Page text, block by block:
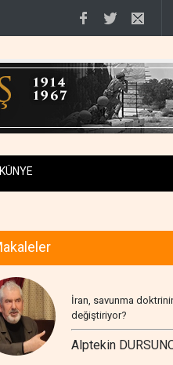
geçiş.. Trump, mühimmat krizini
KÜNYE
İran, savunma
değiştiriyor?
Alptekin